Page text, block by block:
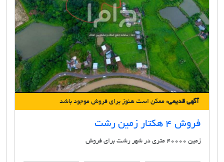
آگهی قدیمی: ممکن است هنوز برای فروش موجود باشد
فروش 4 هکتار زمین رشت
زمین 40000 متری در شهر رشت برای فروش